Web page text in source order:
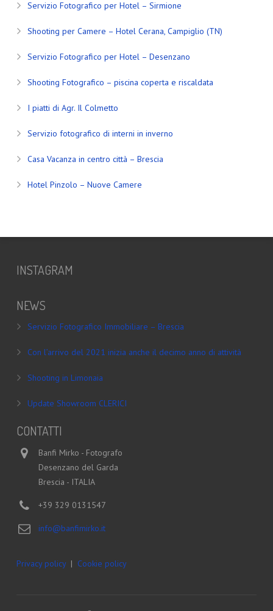
Servizio Fotografico per Hotel – Sirmione
Shooting per Camere – Hotel Cerana, Campiglio (TN)
Servizio Fotografico per Hotel – Desenzano
Shooting Fotografico – piscina coperta e riscaldata
I piatti di Agr. Il Colmetto
Servizio fotografico di interni in inverno
Casa Vacanza in centro città – Brescia
Hotel Pinzolo – Nuove Camere
INSTAGRAM
NEWS
Servizio Fotografico Immobiliare – Brescia
Con l’arrivo del 2021 inizia anche il decimo anno di attività
Shooting in Limonaia
Update Showroom CLERICI
CONTATTI
Banfi Mirko - Fotografo
Desenzano del Garda
Brescia - ITALIA
+39 329 0131547
info@banfimirko.it
Privacy policy| Cookie policy